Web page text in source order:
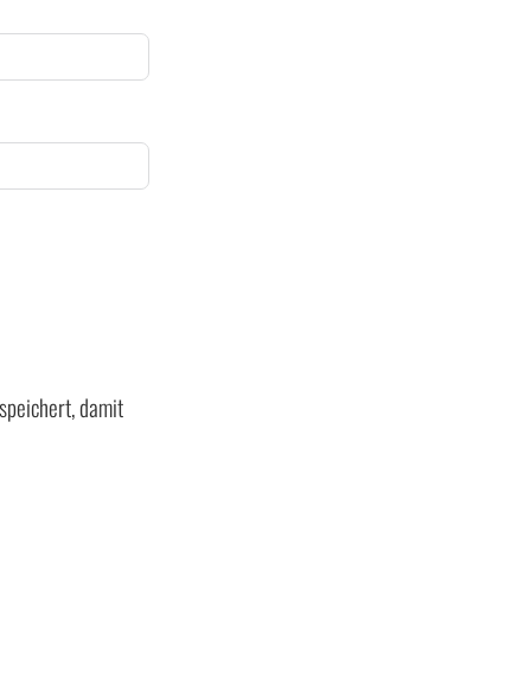
damit